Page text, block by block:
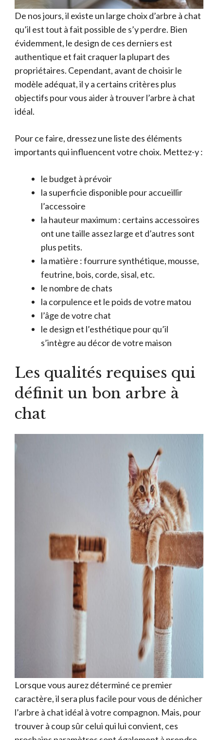
De nos jours, il existe un large choix d’arbre à chat
qu’il est tout à fait possible de s’y perdre. Bien
évidemment, le design de ces derniers est
authentique et fait craquer la plupart des
propriétaires. Cependant, avant de choisir le
modèle adéquat, il y a certains critères plus
objectifs pour vous aider à trouver l’arbre à chat
idéal.
Pour ce faire, dressez une liste des éléments
importants qui influencent votre choix. Mettez-y :
le budget à prévoir
la superficie disponible pour accueillir
l’accessoire
la hauteur maximum : certains accessoires
ont une taille assez large et d’autres sont
plus petits.
la matière : fourrure synthétique, mousse,
feutrine, bois, corde, sisal, etc.
le nombre de chats
la corpulence et le poids de votre matou
l’âge de votre chat
le design et l’esthétique pour qu’il
s’intègre au décor de votre maison
Les qualités requises qui
définit un bon arbre à
chat
Lorsque vous aurez déterminé ce premier
caractère, il sera plus facile pour vous de dénicher
l’arbre à chat idéal à votre compagnon. Mais, pour
trouver à coup sûr celui qui lui convient, ces